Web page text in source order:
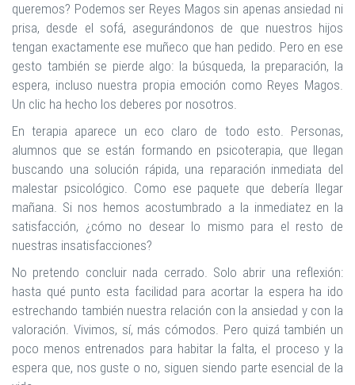
queremos? Podemos ser Reyes Magos sin apenas ansiedad ni
prisa, desde el sofá, asegurándonos de que nuestros hijos
tengan exactamente ese muñeco que han pedido. Pero en ese
gesto también se pierde algo: la búsqueda, la preparación, la
espera, incluso nuestra propia emoción como Reyes Magos.
Un clic ha hecho los deberes por nosotros.
En terapia aparece un eco claro de todo esto. Personas,
alumnos que se están formando en psicoterapia, que llegan
buscando una solución rápida, una reparación inmediata del
malestar psicológico. Como ese paquete que debería llegar
mañana. Si nos hemos acostumbrado a la inmediatez en la
satisfacción, ¿cómo no desear lo mismo para el resto de
nuestras insatisfacciones?
No pretendo concluir nada cerrado. Solo abrir una reflexión:
hasta qué punto esta facilidad para acortar la espera ha ido
estrechando también nuestra relación con la ansiedad y con la
valoración. Vivimos, sí, más cómodos. Pero quizá también un
poco menos entrenados para habitar la falta, el proceso y la
espera que, nos guste o no, siguen siendo parte esencial de la